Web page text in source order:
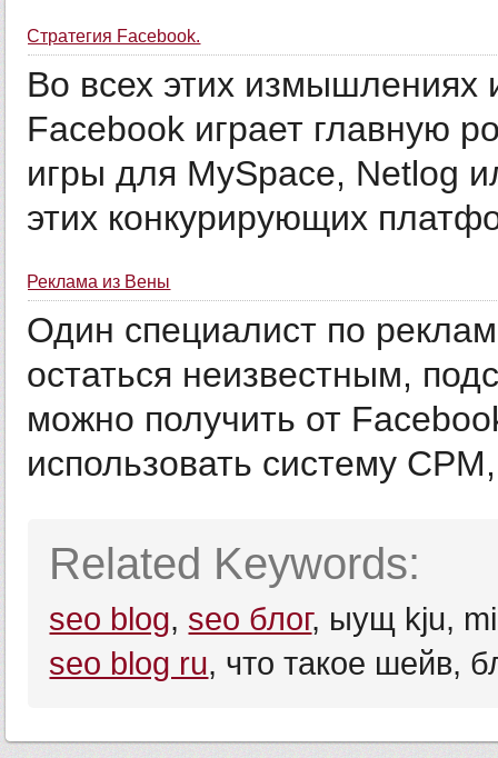
Cтратегия Facebook.
Во всех этих измышлениях
Facebook играет главную
игры для MySpace, Netlog
этих конкурирующих
Реклама из Вены
Один специалист по
остаться неизвестным,
можно получить от
использовать систему
Related Keywords:
seo blog, seo блог, ыущ kju,
seo blog ru, что такое шейв,